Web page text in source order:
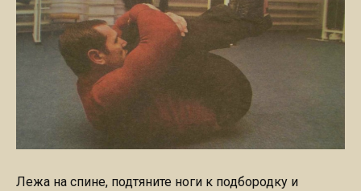
Лежа на спине, подтяните ноги к подбородку и